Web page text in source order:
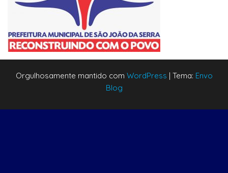
Orgulhosamente mantido com WordPress | Tema: Envo
Blog